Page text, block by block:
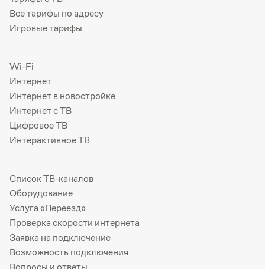
Все тарифы по адресу
Игровые тарифы
Wi-Fi
Интернет
Интернет в новостройке
Интернет с ТВ
Цифровое ТВ
Интерактивное ТВ
Список ТВ-каналов
Оборудование
Услуга «Переезд»
Проверка скорости интернета
Заявка на подключение
Возможность подключения